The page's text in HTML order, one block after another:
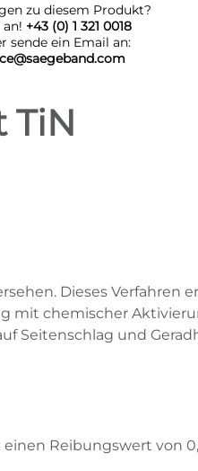
zu diesem Produkt?
an! +43 (0) 1 321 0018
sende ein Email an:
TiN
Dieses Verfahren
mit chemischer
Seitenschlag und
Reibungswert von